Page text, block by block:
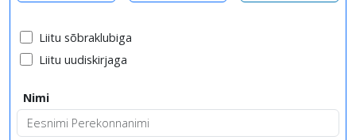
Liitu sõbraklubiga
Liitu uudiskirjaga
Nimi